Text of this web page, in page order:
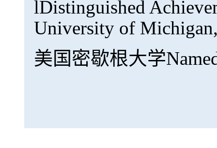
lDistinguished
University of
美国密歇根大学